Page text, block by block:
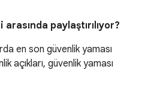
paylaştırılıyor?
en son güvenlik yaması
açıkları, güvenlik yaması